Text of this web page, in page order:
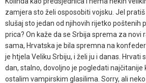
zamjera sto želi osposobiti vojsku. Jel
slušaj sto jedan od njihovih rijetko poštenih
prica? On kaže da se Srbija sprema za novi
sama, Hrvatska je bila spremna na
je htjela Veliku Srbiju, i želi ju i danas. Hrvati
dan, stalno, dovoljno je pogledati najčitanije
ostalim vampirskim glasilima. Sorry, ali